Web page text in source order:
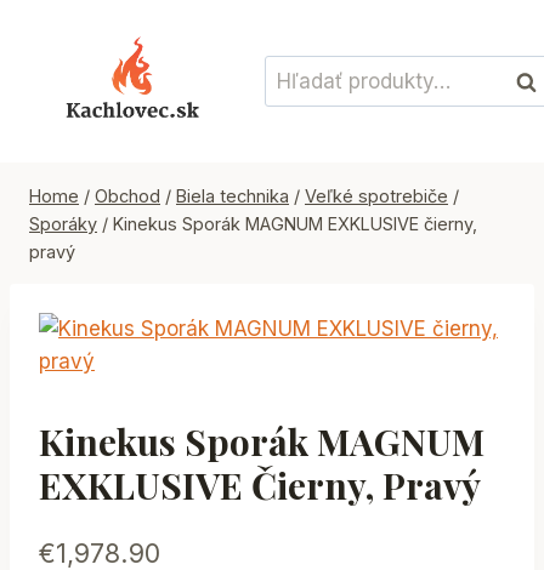
Hľadať:
Home / Obchod / Biela technika / Veľké spotrebiče /
Sporáky / Kinekus Sporák MAGNUM EXKLUSIVE čierny,
pravý
Kinekus Sporák MAGNUM
EXKLUSIVE Čierny, Pravý
€1,978.90